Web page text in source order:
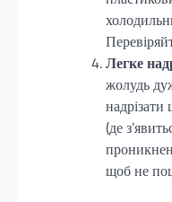
Легке
жолудь
надрізати
(де
щоб не